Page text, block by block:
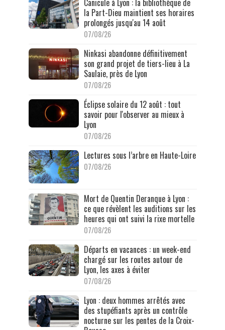
la Part-Dieu maintient ses horaires
prolongés jusqu'au 14 août
07/08/26
Ninkasi abandonne définitivement
son grand projet de tiers-lieu à La
Saulaie, près de Lyon
07/08/26
Éclipse solaire du 12 août : tout
savoir pour l'observer au mieux à
Lyon
07/08/26
Lectures sous l’arbre en Haute-Loire
07/08/26
Mort de Quentin Deranque à Lyon :
ce que révèlent les auditions sur les
heures qui ont suivi la rixe mortelle
07/08/26
Départs en vacances : un week-end
chargé sur les routes autour de
Lyon, les axes à éviter
07/08/26
Lyon : deux hommes arrêtés avec
des stupéfiants après un contrôle
nocturne sur les pentes de la Croix-